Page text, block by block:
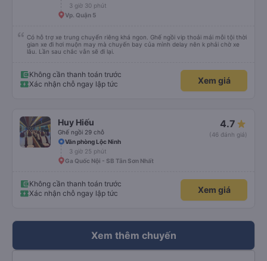
3 giờ 30 phút
Vp. Quận 5
Có hỗ trợ xe trung chuyển riêng khá ngon. Ghế ngồi vip thoải mái mỗi tội thời
gian xe đi hơi muộn may mà chuyến bay của mình delay nên k phải chờ xe
lâu. Lần sau chắc vẫn sẽ đi lại.
Không cần thanh toán trước
Xác nhận chỗ ngay lập tức
Xem giá
Huy Hiếu
Ghế ngồi 29 chỗ
4.7
(46 đánh giá)
Văn phòng Lộc Ninh
3 giờ 25 phút
Ga Quốc Nội - SB Tân Sơn Nhất
Không cần thanh toán trước
Xác nhận chỗ ngay lập tức
Xem giá
Xem thêm chuyến